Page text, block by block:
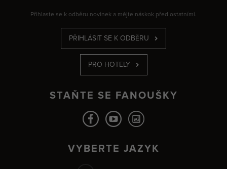
Přihlaste se k odběru novinek a mějte náskok před ostatními.
PŘIHLÁSIT SE K ODBĚRU
PRO HOTELY
STAŇTE SE FANOUŠKY
VYBERTE JAZYK